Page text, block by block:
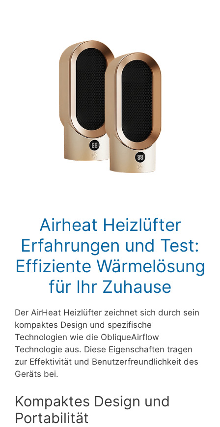
Airheat Heizlüfter
Erfahrungen und Test:
Effiziente Wärmelösung
für Ihr Zuhause
Der AirHeat Heizlüfter zeichnet sich durch sein
kompaktes Design und spezifische
Technologien wie die ObliqueAirflow
Technologie aus. Diese Eigenschaften tragen
zur Effektivität und Benutzerfreundlichkeit des
Geräts bei.
Kompaktes Design und
Portabilität